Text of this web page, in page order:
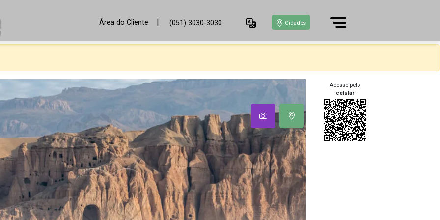
Área do Cliente | (051) 3030-3030 Cidades
Acesse pelo
celular